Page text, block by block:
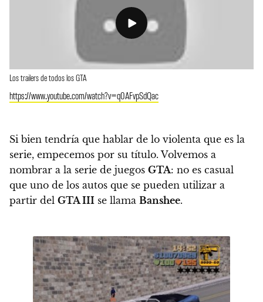
Los trailers de todos los GTA
https://www.youtube.com/watch?v=q0AFvpSdQac
Si bien tendría que hablar de lo violenta que es la
serie, empecemos por su título. Volvemos a
nombrar a la serie de juegos GTA: no es casual
que uno de los autos que se pueden utilizar a
partir del GTA III se llama Banshee.